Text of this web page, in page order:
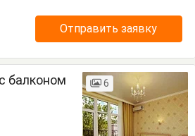
Отправить заявку
балконом 6